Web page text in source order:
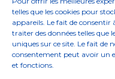
telles que les cookies pour
appareils. Le fait de
traiter des données telles
uniques sur ce site. Le fait de
consentement peut avoir un
et fonctions.
mars 2023